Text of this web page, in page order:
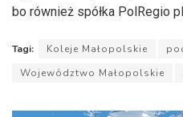
bo również spółka PolRegio
Tagi: Koleje Małopolskie
Województwo Małopolskie